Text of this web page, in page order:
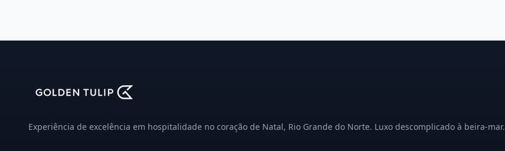
Experiência de excelência em hospitalidade no coração de Natal, Rio Grande do Norte. Luxo descomplicado à beira-mar.